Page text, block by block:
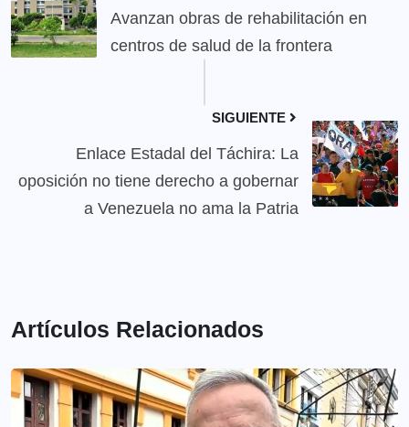
Avanzan obras de rehabilitación en
centros de salud de la frontera
SIGUIENTE
Enlace Estadal del Táchira: La
oposición no tiene derecho a gobernar
a Venezuela no ama la Patria
Artículos Relacionados